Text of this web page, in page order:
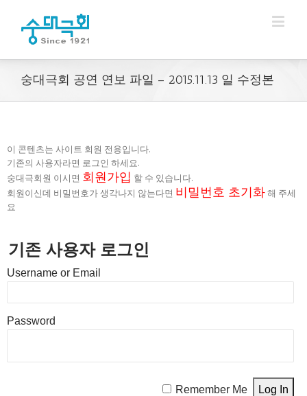
숭대극회 공연 연보 파일 – 2015.11.13 일 수정본
이 콘텐츠는 사이트 회원 전용입니다.
기존의 사용자라면 로그인 하세요.
숭대극회원 이시면 회원가입 할 수 있습니다.
회원이신데 비밀번호가 생각나지 않는다면 비밀번호 초기화해 주세
요
기존 사용자 로그인
Username or Email
Password
Remember Me